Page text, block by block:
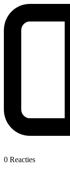
0 Reacties